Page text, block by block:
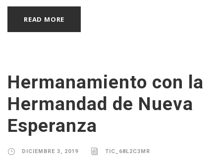
READ MORE
Hermanamiento con la
Hermandad de Nueva
Esperanza
DICIEMBRE 3, 2019 TIC_68L2C3MR